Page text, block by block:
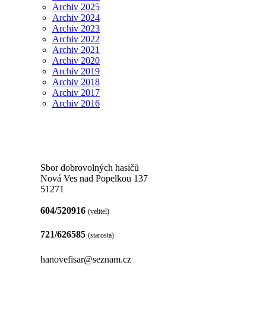
Archiv 2025
Archiv 2024
Archiv 2023
Archiv 2022
Archiv 2021
Archiv 2020
Archiv 2019
Archiv 2018
Archiv 2017
Archiv 2016
Sbor dobrovolných hasičů
Nová Ves nad Popelkou 137
51271
604/520916 (velitel)
721/626585 (starosta)
hanovefisar@seznam.cz